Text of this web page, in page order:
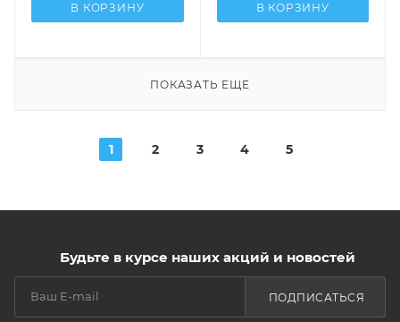
В КОРЗИНУ В КОРЗИНУ
ПОКАЗАТЬ ЕЩЕ
1 2 3 4 5
Будьте в курсе наших акций и новостей
ПОДПИСАТЬСЯ